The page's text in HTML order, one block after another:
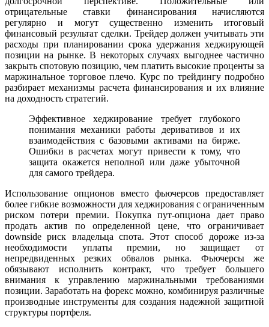
отрицательные ставки финансирования начисляются
регулярно и могут существенно изменить итоговый
финансовый результат сделки. Трейдер должен учитывать эти
расходы при планировании срока удержания хеджирующей
позиции на рынке. В некоторых случаях выгоднее частично
закрыть спотовую позицию, чем платить высокие проценты за
маржинальное торговое плечо. Курс по трейдингу подробно
разбирает механизмы расчета финансирования и их влияние
на доходность стратегий.
Эффективное хеджирование требует глубокого
понимания механики работы деривативов и их
взаимодействия с базовыми активами на бирже.
Ошибки в расчетах могут привести к тому, что
защита окажется неполной или даже убыточной
для самого трейдера.
Использование опционов вместо фьючерсов предоставляет
более гибкие возможности для хеджирования с ограниченным
риском потери премии. Покупка пут-опциона дает право
продать актив по определенной цене, что ограничивает
downside риск владельца спота. Этот способ дороже из-за
необходимости уплаты премии, но защищает от
непредвиденных резких обвалов рынка. Фьючерсы же
обязывают исполнить контракт, что требует большего
внимания к управлению маржинальными требованиями
позиции. Заработать на форекс можно, комбинируя различные
производные инструменты для создания надежной защитной
структуры портфеля.